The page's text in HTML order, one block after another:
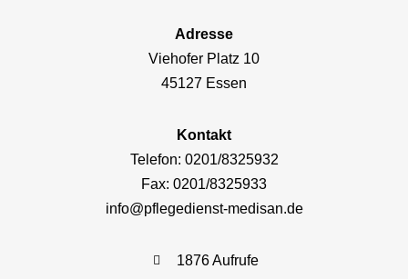
Adresse
Viehofer Platz 10
45127 Essen
Kontakt
Telefon: 0201/8325932
Fax: 0201/8325933
info@pflegedienst-medisan.de
1876 Aufrufe